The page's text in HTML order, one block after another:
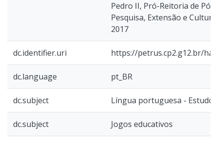
Pedro II, Pró-Reitoria de
Pesquisa, Extensão e
2017
dc.identifier.uri https://petrus.cp2.g12.br/
dc.language pt_BR
dc.subject Língua portuguesa - Estudo
dc.subject Jogos educativos